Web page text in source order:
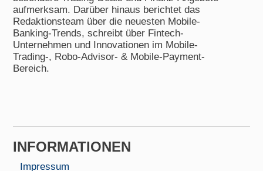
aufmerksam. Darüber hinaus berichtet das
Redaktionsteam über die neuesten Mobile-
Banking-Trends, schreibt über Fintech-
Unternehmen und Innovationen im Mobile-
Trading-, Robo-Advisor- & Mobile-Payment-
Bereich.
INFORMA­TIONEN
Impressum